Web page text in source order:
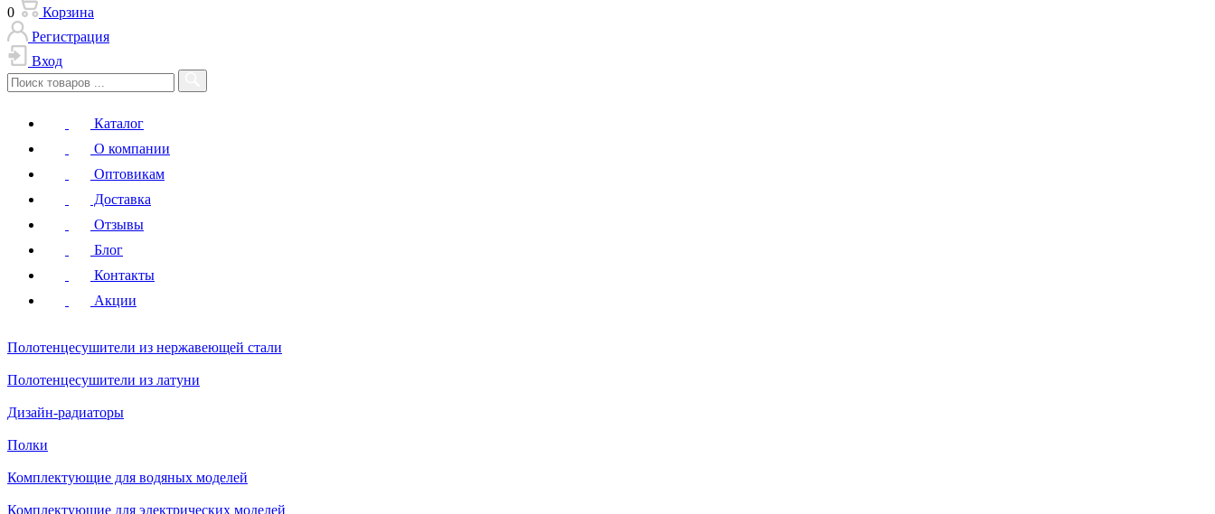
0
Корзина
Регистрация
Вход
Каталог
О компании
Оптовикам
Доставка
Отзывы
Блог
Контакты
Акции
Полотенцесушители из нержавеющей стали
Полотенцесушители из латуни
Дизайн-радиаторы
Полки
Комплектующие для водяных моделей
Комплектующие для электрических моделей